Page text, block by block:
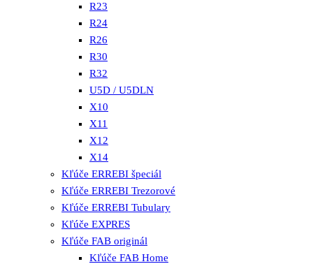
R23
R24
R26
R30
R32
U5D / U5DLN
X10
X11
X12
X14
Kľúče ERREBI špeciál
Kľúče ERREBI Trezorové
Kľúče ERREBI Tubulary
Kľúče EXPRES
Kľúče FAB originál
Kľúče FAB Home